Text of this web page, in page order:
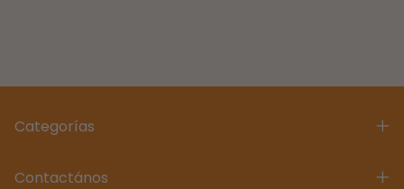
Categorías
Contactános